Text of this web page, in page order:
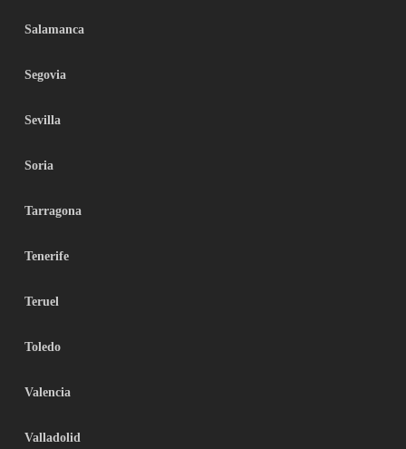
Salamanca
Segovia
Sevilla
Soria
Tarragona
Tenerife
Teruel
Toledo
Valencia
Valladolid